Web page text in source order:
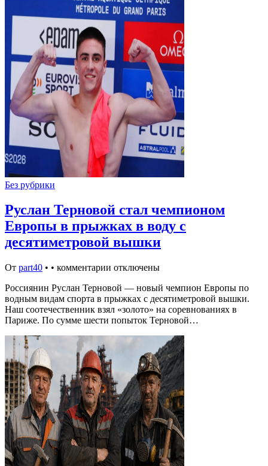
Без рубрики
Руслан Терновой стал чемпионом
Европы в прыжках в воду с
десятиметровой вышки
От part40 • • комментарии отключены
Россиянин Руслан Терновой — новый чемпион Европы по
водным видам спорта в прыжках с десятиметровой вышки.
Наш соотечественник взял «золото» на соревнованиях в
Париже. По сумме шести попыток Терновой…